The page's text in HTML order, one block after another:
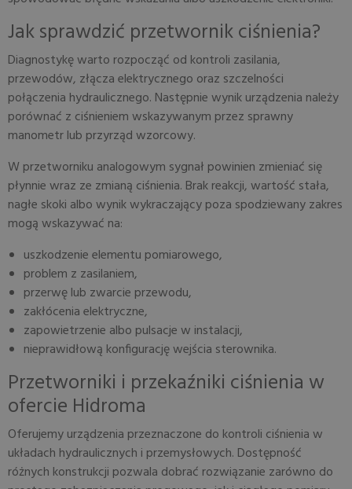
Jak sprawdzić przetwornik ciśnienia?
Diagnostykę warto rozpocząć od kontroli zasilania,
przewodów, złącza elektrycznego oraz szczelności
połączenia hydraulicznego. Następnie wynik urządzenia należy
porównać z ciśnieniem wskazywanym przez sprawny
manometr lub przyrząd wzorcowy.
W przetworniku analogowym sygnał powinien zmieniać się
płynnie wraz ze zmianą ciśnienia. Brak reakcji, wartość stała,
nagłe skoki albo wynik wykraczający poza spodziewany zakres
mogą wskazywać na:
uszkodzenie elementu pomiarowego,
problem z zasilaniem,
przerwę lub zwarcie przewodu,
zakłócenia elektryczne,
zapowietrzenie albo pulsacje w instalacji,
nieprawidłową konfigurację wejścia sterownika.
Przetworniki i przekaźniki ciśnienia w
ofercie Hidroma
Oferujemy urządzenia przeznaczone do kontroli ciśnienia w
układach hydraulicznych i przemysłowych. Dostępność
różnych konstrukcji pozwala dobrać rozwiązanie zarówno do